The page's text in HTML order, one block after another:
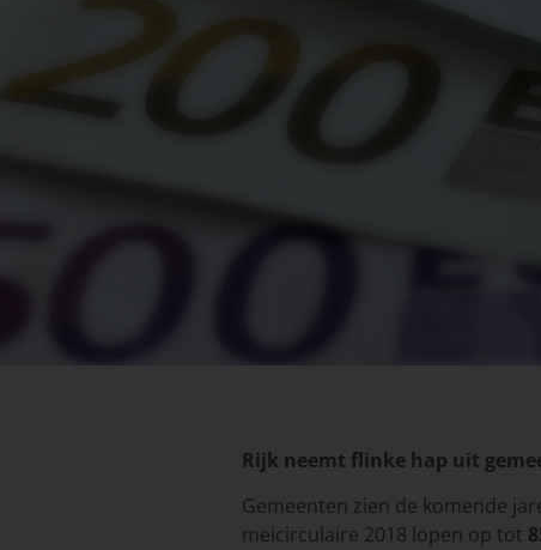
Rijk neemt flinke hap uit
Gemeenten zien de komende
meicirculaire 2018 lopen op tot